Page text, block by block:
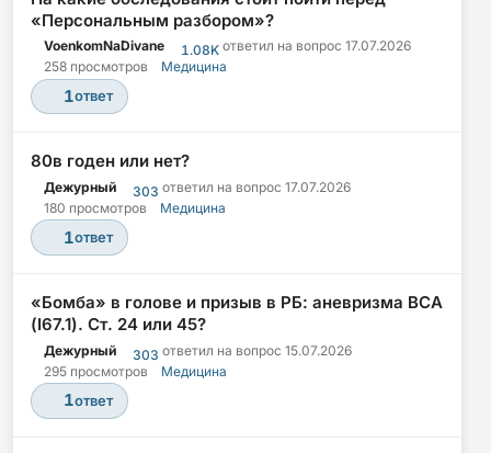
«Персональным разбором»?
VoenkomNaDivane 1.08Kответил на вопрос 17.07.2026
258 просмотров
Медицина
1ответ
80в годен или нет?
Дежурный 303 ответил на вопрос 17.07.2026
180 просмотров
Медицина
1ответ
«Бомба» в голове и призыв в РБ: аневризма ВСА
(I67.1). Ст. 24 или 45?
Дежурный 303 ответил на вопрос 15.07.2026
295 просмотров
Медицина
1ответ